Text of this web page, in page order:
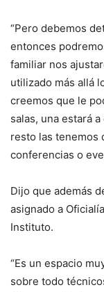
“Pero debemos
entonces
familiar nos
utilizado más allá
creemos que le
salas, una estará
resto las tenemos
conferencias o
Dijo que además
asignado a
Instituto.
“Es un espacio
sobre todo